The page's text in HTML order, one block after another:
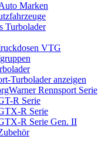
Marken
Turbolader
VTG
Turbolader anzeigen
Rennsport Serie
R Serie
R Serie
R Serie Gen. II